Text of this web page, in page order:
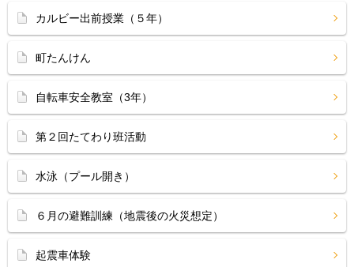
カルビー出前授業（５年）
町たんけん
自転車安全教室（3年）
第２回たてわり班活動
水泳（プール開き）
６月の避難訓練（地震後の火災想定）
起震車体験